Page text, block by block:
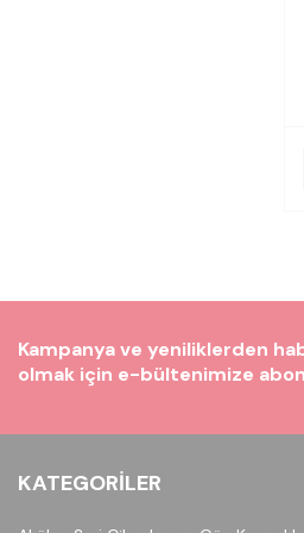
Kampanya ve yeniliklerden
olmak için e-bültenimize
KATEGORILER